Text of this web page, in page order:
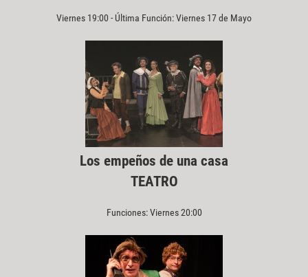
Viernes 19:00 - Última Función: Viernes 17 de Mayo
Los empeños de una casa
TEATRO
Funciones: Viernes 20:00